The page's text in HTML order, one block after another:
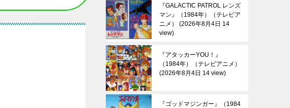
『GALACTIC PATROL レンズ
マン』（1984年）（テレビア
ニメ）
2026年8月4日 14
view
『アタッカーYOU！』
（1984年）（テレビアニメ）
2026年8月4日 14 view
『ゴッドマジンガー』（1984